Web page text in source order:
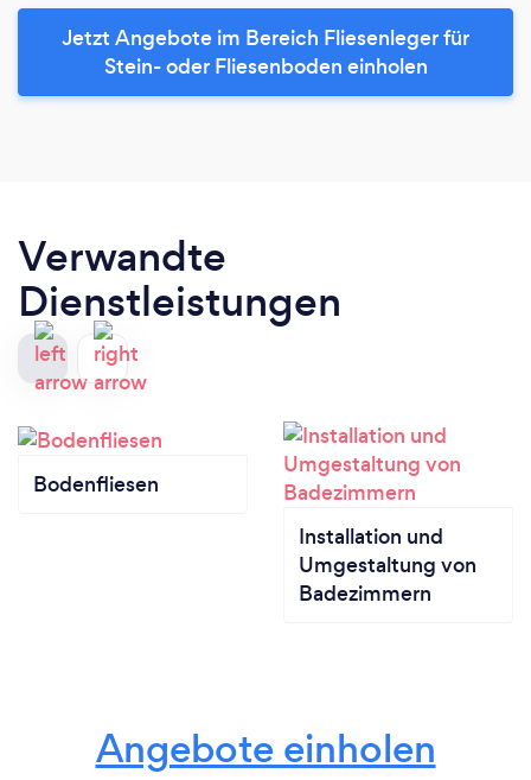
Jetzt Angebote im Bereich Fliesenleger für
Stein- oder Fliesenboden einholen
Verwandte
Dienstleistungen
Bodenfliesen
Installation und
Umgestaltung von
Badezimmern
Angebote einholen